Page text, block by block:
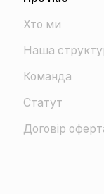
Хто ми
Наша
Команда
Статут
Договір